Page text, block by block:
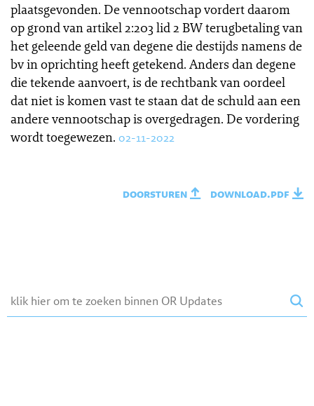
plaatsgevonden. De vennootschap vordert daarom
op grond van artikel 2:203 lid 2 BW terugbetaling van
het geleende geld van degene die destijds namens de
bv in oprichting heeft getekend. Anders dan degene
die tekende aanvoert, is de rechtbank van oordeel
dat niet is komen vast te staan dat de schuld aan een
andere vennootschap is overgedragen. De vordering
wordt toegewezen. 02-11-2022
doorsturen download.pdf